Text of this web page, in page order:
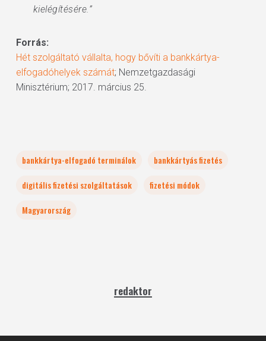
kielégítésére.”
Forrás:
Hét szolgáltató vállalta, hogy bővíti a bankkártya-
elfogadóhelyek számát; Nemzetgazdasági
Minisztérium; 2017. március 25.
bankkártya-elfogadó terminálok
bankkártyás fizetés
digitális fizetési szolgáltatások
fizetési módok
Magyarország
redaktor